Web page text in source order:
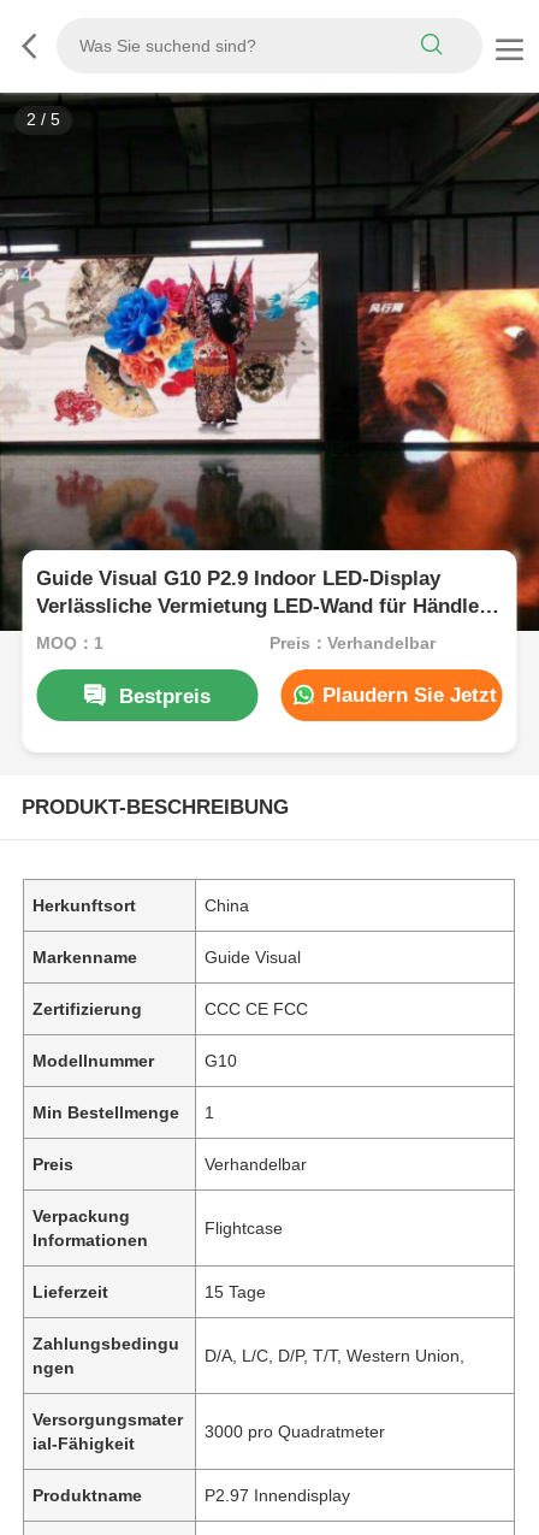
2 / 5
Guide Visual G10 P2.9 Indoor LED-Display
Verlässliche Vermietung LED-Wand für Händler
und Wiederverkäufer
MOQ：1 Preis：Verhandelbar
Bestpreis Plaudern Sie Jetzt
PRODUKT-BESCHREIBUNG
Herkunftsort China
Markenname Guide Visual
Zertifizierung CCC CE FCC
Modellnummer G10
Min Bestellmenge 1
Preis Verhandelbar
Verpackung
Informationen
Flightcase
Lieferzeit 15 Tage
Zahlungsbedingu
ngen
D/A, L/C, D/P, T/T, Western Union,
Versorgungsmater
ial-Fähigkeit
3000 pro Quadratmeter
Produktname P2.97 Innendisplay